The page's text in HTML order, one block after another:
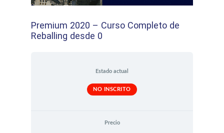
Premium 2020 – Curso Completo de
Reballing desde 0
Estado actual
NO INSCRITO
Precio